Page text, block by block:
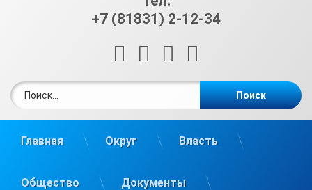
+7 (81831) 2-12-34
RSS E-mailВКонтакте
Главная Округ Власть
Общество Документы